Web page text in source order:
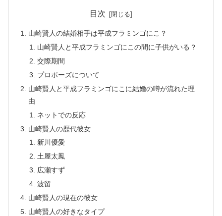
目次
山崎賢人の結婚相手は平成フラミンゴにこ？
山崎賢人と平成フラミンゴにこの間に子供がいる？
交際期間
プロポーズについて
山崎賢人と平成フラミンゴにこに結婚の噂が流れた理
由
ネットでの反応
山崎賢人の歴代彼女
新川優愛
土屋太鳳
広瀬すず
波留
山崎賢人の現在の彼女
山崎賢人の好きなタイプ